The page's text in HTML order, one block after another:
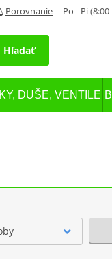
Porovnanie Po - Pi (8:00
Hľadať
DUŠE, VENTILE